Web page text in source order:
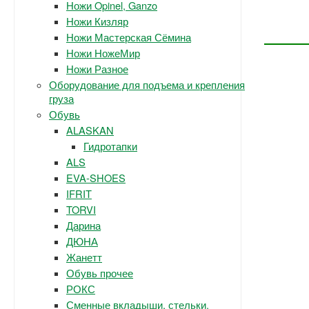
Ножи Opinel, Ganzo
Ножи Кизляр
Ножи Мастерская Сёмина
Ножи НожеМир
Ножи Разное
Оборудование для подъема и крепления
груза
Обувь
ALASKAN
Гидротапки
ALS
EVA-SHOES
IFRIT
TORVI
Дарина
ДЮНА
Жанетт
Обувь прочее
РОКС
Сменные вкладыши, стельки.